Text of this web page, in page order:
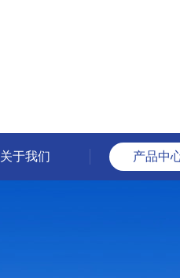
关于我们 产品中